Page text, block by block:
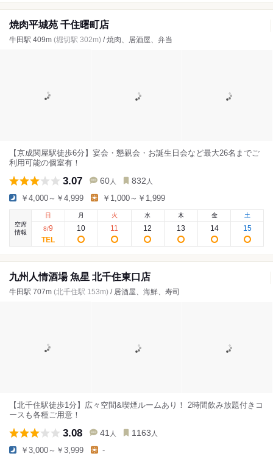
焼肉平城苑 千住曙町店
牛田駅 409m (堀切駅 302m) / 焼肉、居酒屋、弁当
【京成関屋駅徒歩6分】宴会・懇親会・お誕生日会など最大26名までご
利用可能の個室有！
3.07 60 人 832 人
￥4,000～￥4,999 ￥1,000～￥1,999
空席
情報
日
8/9
月
10
火
11
水
12
木
13
金
14
土
15
九州人情酒場 魚星 北千住東口店
牛田駅 707m (北千住駅 153m) / 居酒屋、海鮮、寿司
【北千住駅徒歩1分】広々空間&喫煙ルームあり！ 2時間飲み放題付きコ
ースも各種ご用意！
3.08 41 人 1163 人
￥3,000～￥3,999 -